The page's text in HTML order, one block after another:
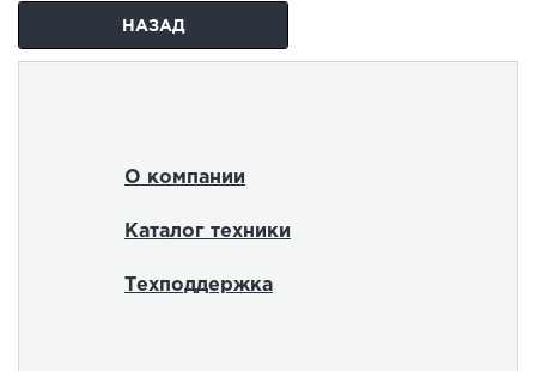
НАЗАД
О компании
Каталог техники
Техподдержка